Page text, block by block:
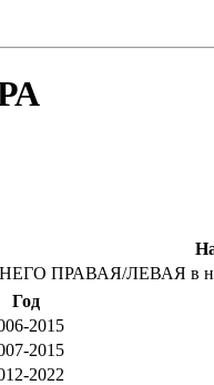
ПРАВАЯ/ЛЕВАЯ в
Год
2015
2015
2022